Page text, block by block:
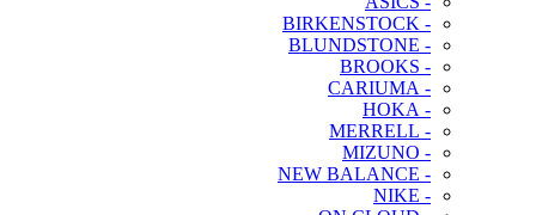
- BIRKENSTOCK
- BLUNDSTONE
- BROOKS
- CARIUMA
- HOKA
- MERRELL
- MIZUNO
- NEW BALANCE
- NIKE